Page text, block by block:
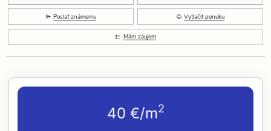
Poslať známemu Vytlačiť ponuku
Mám záujem
40 €/m2